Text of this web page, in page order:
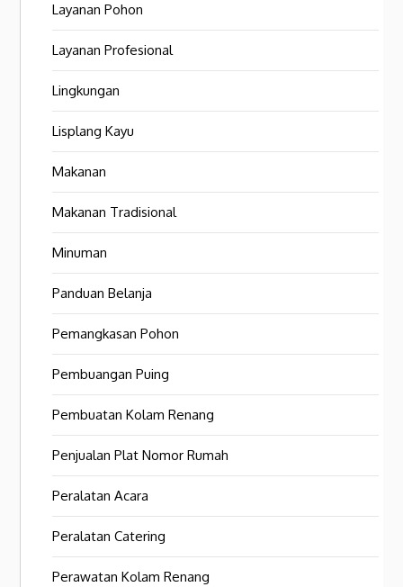
Layanan Pohon
Layanan Profesional
Lingkungan
Lisplang Kayu
Makanan
Makanan Tradisional
Minuman
Panduan Belanja
Pemangkasan Pohon
Pembuangan Puing
Pembuatan Kolam Renang
Penjualan Plat Nomor Rumah
Peralatan Acara
Peralatan Catering
Perawatan Kolam Renang